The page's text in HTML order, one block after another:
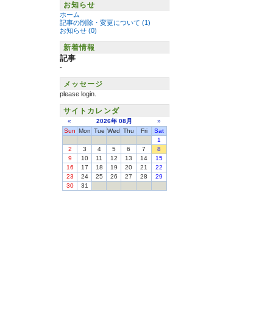
お知らせ
ホーム
記事の削除・変更について (1)
お知らせ (0)
新着情報
記事
-
メッセージ
please login.
サイトカレンダ
« 2026年 08月
»
Sun Mon Tue Wed Thu Fri
Sat
1
2
3 4 5 6 7
8
9
10 11 12 13 14
15
16
17 18 19 20 21
22
23
24 25 26 27 28
29
30
31